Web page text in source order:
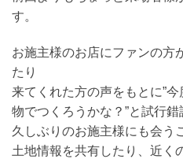
す。
お施主様のお店にファンの方
たり
来てくれた方の声をもとに”
物でつくろうかな？”と試行
久しぶりのお施主様にも会う
土地情報を共有したり、近く